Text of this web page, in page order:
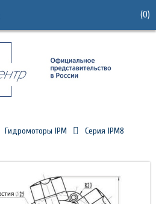
(0)
Гидромоторы IPM
Серия IPM8